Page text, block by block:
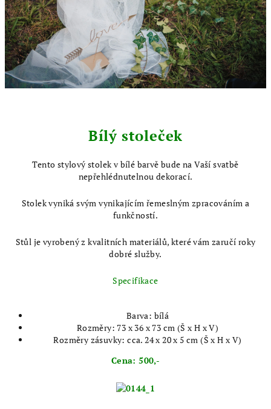
Bílý stoleček
Tento stylový stolek v bílé barvě bude na Vaší svatbě
nepřehlédnutelnou dekorací.
Stolek vyniká svým vynikajícím řemeslným zpracováním a
funkčností.
Stůl je vyrobený z kvalitních materiálů, které vám zaručí roky
dobré služby.
Specifikace
Barva: bílá
Rozměry: 73 x 36 x 73 cm (Š x H x V)
Rozměry zásuvky: cca. 24 x 20 x 5 cm (Š x H x V)
Cena: 500,-